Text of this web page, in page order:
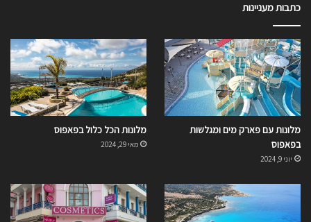
כתבות מעניינות
מלונות עם פארק מים ומגלשות
בפאפוס
יוני 9, 2024
מלונות הכל כלול בפאפוס
מאי 29, 2024